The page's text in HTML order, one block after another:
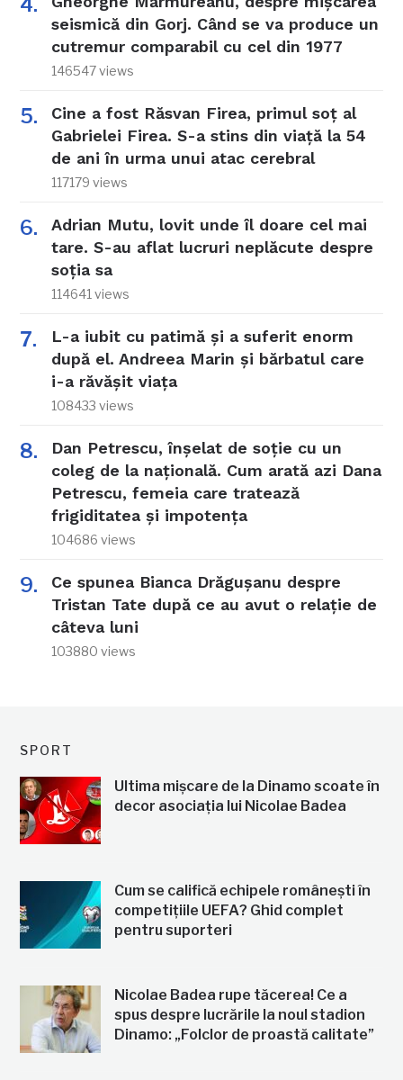
seismică din Gorj. Când se va produce un
cutremur comparabil cu cel din 1977
146547 views
Cine a fost Răsvan Firea, primul soț al
Gabrielei Firea. S-a stins din viață la 54
de ani în urma unui atac cerebral
117179 views
Adrian Mutu, lovit unde îl doare cel mai
tare. S-au aflat lucruri neplăcute despre
soția sa
114641 views
L-a iubit cu patimă și a suferit enorm
după el. Andreea Marin și bărbatul care
i-a răvășit viața
108433 views
Dan Petrescu, înșelat de soție cu un
coleg de la națională. Cum arată azi Dana
Petrescu, femeia care tratează
frigiditatea și impotența
104686 views
Ce spunea Bianca Drăgușanu despre
Tristan Tate după ce au avut o relație de
câteva luni
103880 views
SPORT
Ultima mișcare de la Dinamo scoate în
decor asociația lui Nicolae Badea
Cum se califică echipele românești în
competițiile UEFA? Ghid complet
pentru suporteri
Nicolae Badea rupe tăcerea! Ce a
spus despre lucrările la noul stadion
Dinamo: „Folclor de proastă calitate”